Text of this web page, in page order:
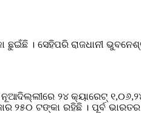
। ସେହିପରି ରାଜଧାନୀ
୨୪ କ୍ୟାରେଟ୍
୨୫୦ ଟଙ୍କା ରହିଛି । ପୂର୍ବ